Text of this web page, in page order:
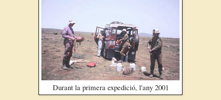
Durant la primera expedició, l'any 2001